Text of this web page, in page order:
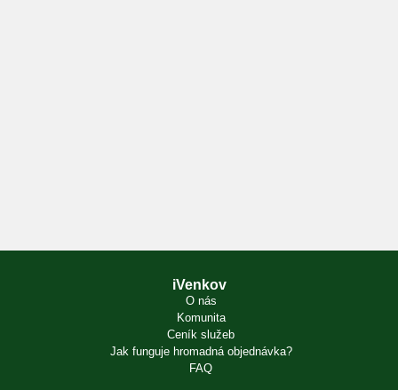
iVenkov
O nás
Komunita
Ceník služeb
Jak funguje hromadná objednávka?
FAQ